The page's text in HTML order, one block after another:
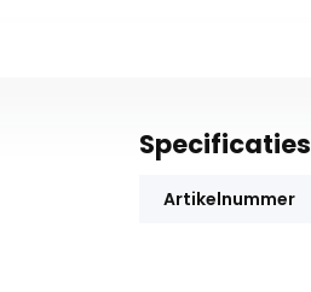
Specificaties
Artikelnummer